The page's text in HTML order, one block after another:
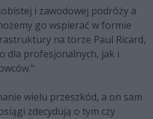
i zawodowej podróży a
go wspierać w formie
na torze Paul Ricard,
dla profesjonalnych, jak i
wielu przeszkód, a on sam
zdecydują o tym czy